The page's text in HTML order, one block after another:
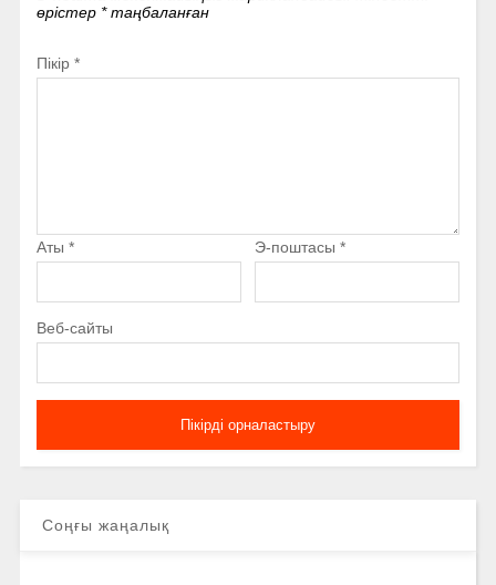
өрістер *таңбаланған
Пікір *
Аты * Э-поштасы *
Веб-сайты
Соңғы жаңалық